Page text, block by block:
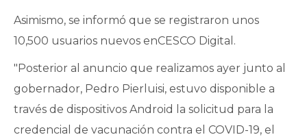
Asimismo, se informó que se registraron unos
10,500 usuarios nuevos enCESCO Digital.
"Posterior al anuncio que realizamos ayer junto al
gobernador, Pedro Pierluisi, estuvo disponible a
través de dispositivos Android la solicitud para la
credencial de vacunación contra el COVID-19, el